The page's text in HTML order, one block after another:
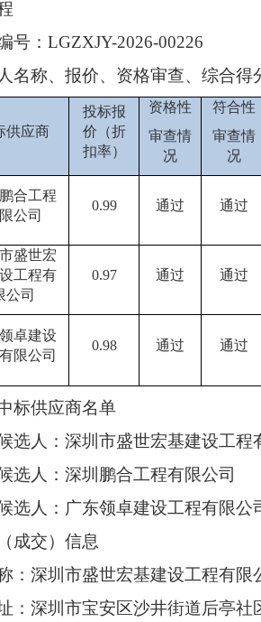
号： LGZXJY-2026-00226
名称、报价、资格审查、综合得
供应商
投标报
价（折
扣率）
资格性
审查情
况
符合性
审查情
况
合工程
公司
0.99 通过 通过
盛世宏
工程有
公司
0.97 通过 通过
卓建设
限公司
0.98 通过 通过
标供应商名单
选人： 深圳市盛世宏基建设工程
选人： 深圳鹏合工程有限公司
选人： 广东领卓建设工程有限公
成交）信息
： 深圳市盛世宏基建设工程有限
： 深圳市宝安区沙井街道后亭社